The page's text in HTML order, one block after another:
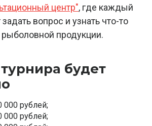
центр", где каждый
вопрос и узнать что-то
продукции.
будет
000 рублей;
000 рублей;